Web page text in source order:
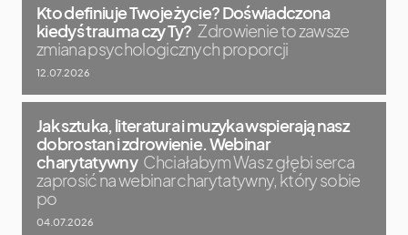
Kto definiuje Twoje życie? Doświadczona
kiedyś trauma czy Ty? Zdrowienie to zawsze
zmiana psychologicznych proporcji
12.07.2026
Jak sztuka, literatura i muzyka wspierają nasz
dobrostan i zdrowienie. Webinar
charytatywny Chciałabym Was z głębi serca
zaprosić na webinar charytatywny, który sobie
po
04.07.2026